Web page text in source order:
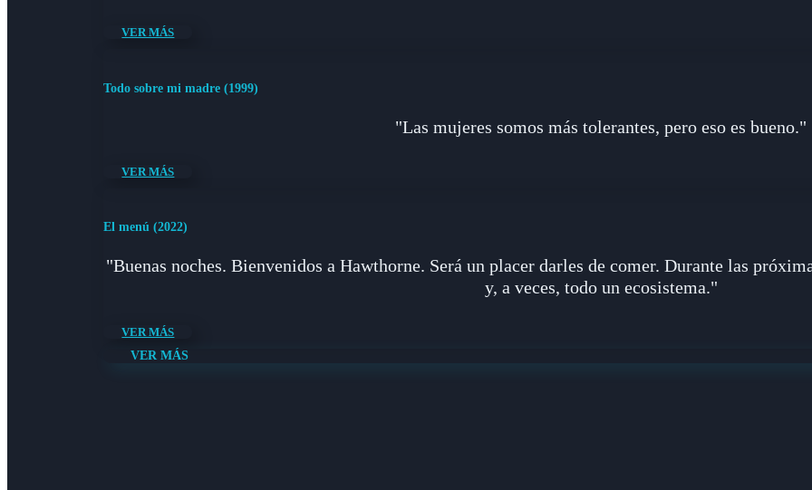
VER MÁS
Todo sobre mi madre (1999)
"Las mujeres somos más tolerantes, pero eso es bueno."
VER MÁS
El menú (2022)
"Buenas noches. Bienvenidos a Hawthorne. Será un placer darles de comer. Durante las
y, a veces, todo un ecosistema."
VER MÁS
VER MÁS